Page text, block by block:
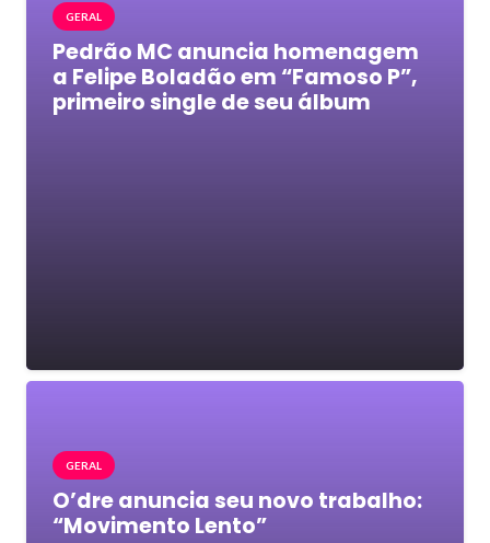
GERAL
Pedrão MC anuncia homenagem
a Felipe Boladão em “Famoso P”,
primeiro single de seu álbum
GERAL
O’dre anuncia seu novo trabalho:
“Movimento Lento”